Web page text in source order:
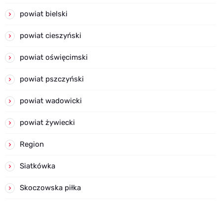
powiat bielski
powiat cieszyński
powiat oświęcimski
powiat pszczyński
powiat wadowicki
powiat żywiecki
Region
Siatkówka
Skoczowska piłka